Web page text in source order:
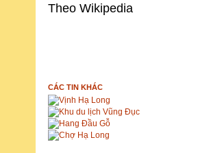
Theo Wikipedia
CÁC TIN KHÁC
Vịnh Hạ Long
Khu du lịch Vũng Đục
Hang Đầu Gỗ
Chợ Hạ Long